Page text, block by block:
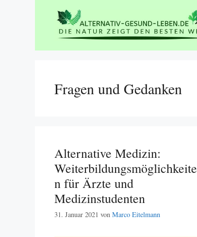
Fragen und Gedanken
Alternative Medizin:
Weiterbildungsmöglichkeite
n für Ärzte und
Medizinstudenten
31. Januar 2021 von Marco Eitelmann